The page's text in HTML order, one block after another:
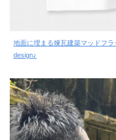
地面に埋まる煉瓦建築マッドフ
design♪